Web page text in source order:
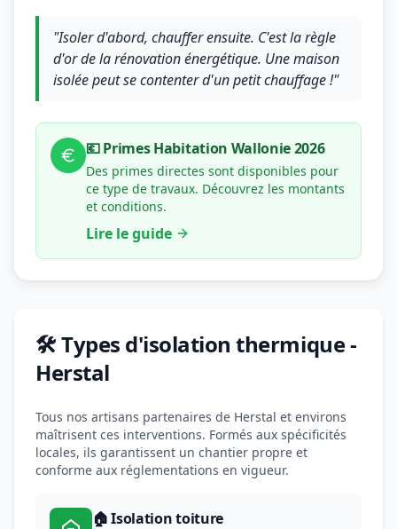
"Isoler d'abord, chauffer ensuite. C'est la règle
d'or de la rénovation énergétique. Une maison
isolée peut se contenter d'un petit chauffage !"
💶 Primes Habitation Wallonie 2026
Des primes directes sont disponibles pour
ce type de travaux. Découvrez les montants
et conditions.
Lire le guide
🛠️ Types d'isolation thermique -
Herstal
Tous nos artisans partenaires de Herstal et environs
maîtrisent ces interventions. Formés aux spécificités
locales, ils garantissent un chantier propre et
conforme aux réglementations en vigueur.
🏠 Isolation toiture